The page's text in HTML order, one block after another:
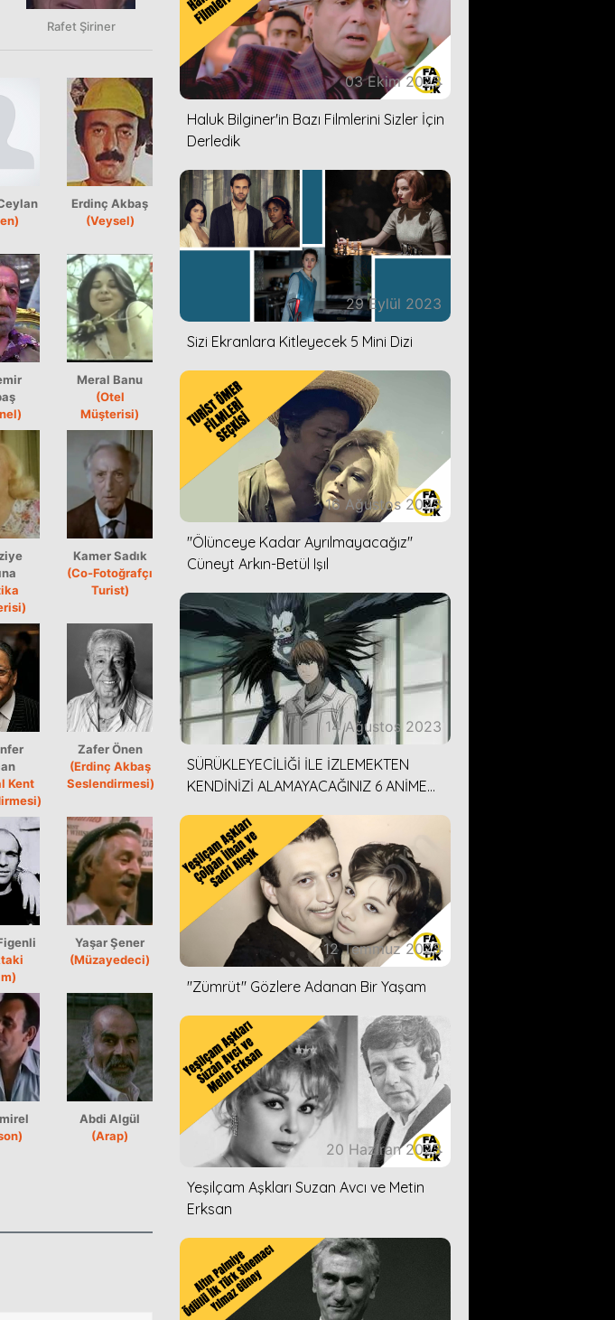
Rafet Şiriner
Erdinç Akbaş
(Veysel)
Meral Banu
(Otel
Müşterisi)
Kamer Sadık
(Co-Fotoğrafçı
Turist)
Kent
Zafer Önen
(Erdinç Akbaş
Seslendirmesi)
Yaşar Şener
(Müzayedeci)
Abdi Algül
(Arap)
03 Ekim 2023
Haluk Bilginer'in Bazı Filmlerini Sizler İçin
Derledik
29 Eylül 2023
Sizi Ekranlara Kitleyecek 5 Mini Dizi
16 Ağustos 2023
''Ölünceye Kadar Ayrılmayacağız''
Cüneyt Arkın-Betül Işıl
14 Ağustos 2023
SÜRÜKLEYECİLİĞİ İLE İZLEMEKTEN
KENDİNİZİ ALAMAYACAĞINIZ 6 ANİME
12 Temmuz 2023
''Zümrüt'' Gözlere Adanan Bir Yaşam
20 Haziran 2023
Yeşilçam Aşkları Suzan Avcı ve Metin
Erksan